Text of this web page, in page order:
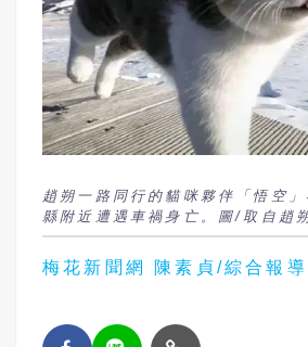
趙朔一路同行的貓咪夥伴「悟空
縣附近遭遇車禍身亡。圖/取自趙
梅花新聞網 陳素貞/綜合報導